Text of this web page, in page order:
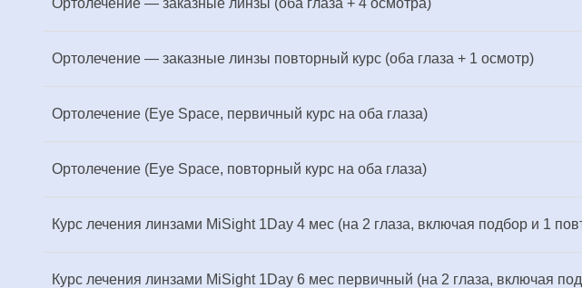
Ортолечение — заказные линзы (оба глаза + 4 осмотра)
Ортолечение — заказные линзы повторный курс (оба глаза + 1 осмотр)
Ортолечение (Eye Space, первичный курс на оба глаза)
Ортолечение (Eye Space, повторный курс на оба глаза)
Курс лечения линзами MiSight 1Day 4 мес (на 2 глаза, включая подбор и 1
Курс лечения линзами MiSight 1Day 6 мес первичный (на 2 глаза, включая